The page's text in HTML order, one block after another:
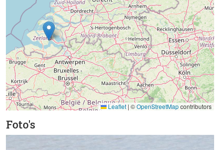
Leaflet| ©OpenStreetMapcontributors
Foto's